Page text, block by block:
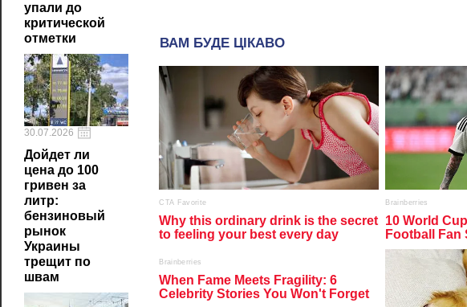
упали до
критической
отметки
30.07.2026
Дойдет ли
цена до 100
гривен за
литр:
бензиновый
рынок
Украины
трещит по
швам